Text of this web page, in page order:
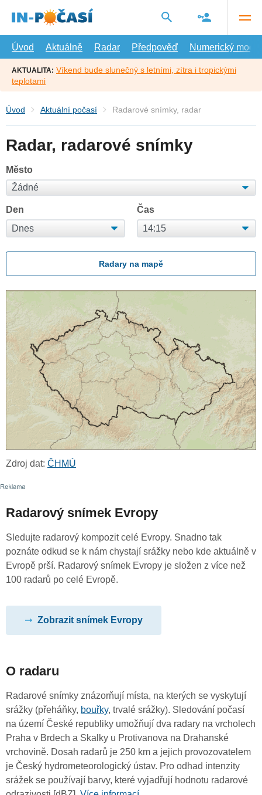
hlavní
Úvod
Aktuálně Radar Předpověď Numerický model
AKTUALITA: Víkend bude slunečný s letními, zítra i tropickými
teplotami
Úvod Aktuální počasí Radarové snímky, radar
Radar, radarové snímky
Město
Den Čas
Radary na mapě
Zdroj dat: ČHMÚ
Radarový snímek Evropy
Sledujte radarový kompozit celé Evropy. Snadno tak
poznáte odkud se k nám chystají srážky nebo kde aktuálně v
Evropě prší. Radarový snímek Evropy je složen z více než
100 radarů po celé Evropě.
Zobrazit snímek Evropy
O radaru
Radarové snímky znázorňují místa, na kterých se vyskytují
srážky (přeháňky, bouřky, trvalé srážky). Sledování počasí
na území České republiky umožňují dva radary na vrcholech
Praha v Brdech a Skalky u Protivanova na Drahanské
vrchovině. Dosah radarů je 250 km a jejich provozovatelem
je Český hydrometeorologický ústav. Pro odhad intenzity
srážek se používají barvy, které vyjadřují hodnotu radarové